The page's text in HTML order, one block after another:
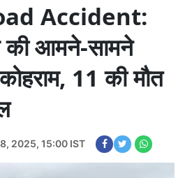
Accident:
आमने-सामने
11 की मौत
2025, 15:00 IST